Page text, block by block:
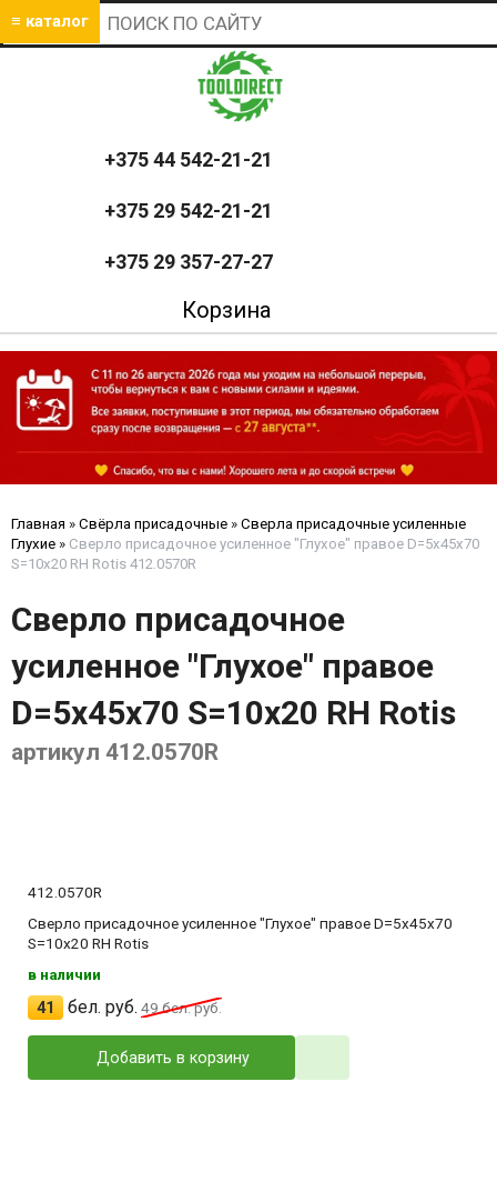
≡ каталог
+375 44 542-21-21
+375 29 542-21-21
+375 29 357-27-27
Корзина
Главная » Свёрла присадочные » Сверла присадочные усиленные
Глухие » Сверло присадочное усиленное "Глухое" правое D=5x45x70
S=10x20 RH Rotis 412.0570R
Сверло присадочное
усиленное "Глухое" правое
D=5x45x70 S=10x20 RH Rotis
артикул 412.0570R
412.0570R
Сверло присадочное усиленное "Глухое" правое D=5x45x70
S=10x20 RH Rotis
в наличии
41 бел. руб. 49бел. руб.
Добавить в корзину